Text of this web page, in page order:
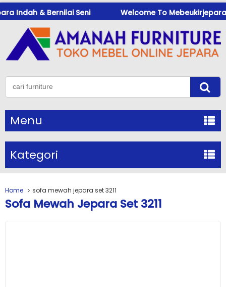
Indah & Bernilai Seni Welcome To
Menu
Kategori
Home sofa mewah jepara set 3211
Sofa Mewah Jepara Set 3211